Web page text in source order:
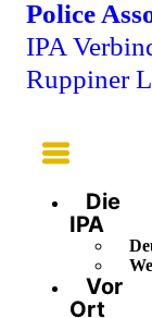
Police
IPA
Ruppiner
Main
Menu
Die
IPA
Vor
Ort